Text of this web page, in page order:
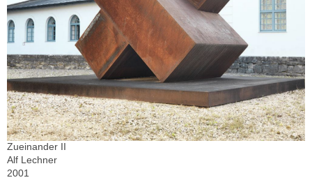
Zueinander II
Alf Lechner
2001